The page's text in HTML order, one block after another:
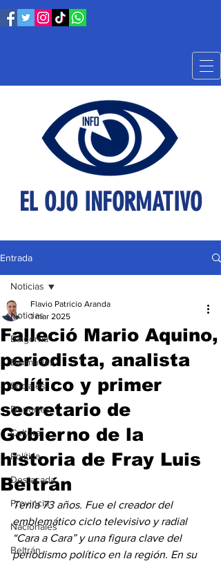
EL OJO INFORMATIVO
Entrada
Noticias
Baigorria
Bermúdez
Sociales
Deportes
Cultura
Política
Destacada
Provincia
Nacionales
Beltrán
Noticias
Falleció Mario Aquino,
periodista, analista
político y primer
secretario de
Gobierno de la
historia de Fray Luis
Beltrán
Flavio Patricio Aranda
1 mar 2025
Tenía 73 años. Fue el creador del
emblemático ciclo televisivo y radial
“Cara a Cara” y una figura clave del
periodismo político en la región. En su